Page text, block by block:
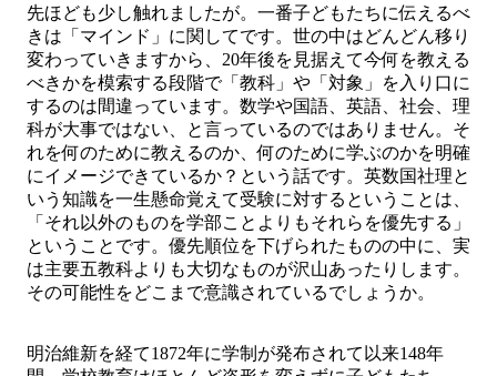
先ほども少し触れましたが。一番子どもたちに伝えるべ
きは「マインド」に関してです。世の中はどんどん移り
変わっていきますから、20年後を見据えて今何を教える
べきかを模索する段階で「教科」や「対象」を入り口に
するのは間違っています。数学や国語、英語、社会、理
科が大事ではない、と言っているのではありません。そ
れを何のために教えるのか、何のために学ぶのかを明確
にイメージできているか？という話です。英数国社理と
いう知識を一生懸命覚えて受験に対するということは、
「それ以外のものを学部ことよりもそれらを優先する」
ということです。優先順位を下げられたものの中に、実
は主要五教科よりも大切なものが沢山あったりします。
その可能性をどこまで意識されているでしょうか。
明治維新を経て1872年に学制が発布されて以来148年